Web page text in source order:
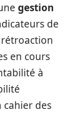
gestion
de
en cours
à
des